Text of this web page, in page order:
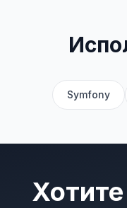
Symfony